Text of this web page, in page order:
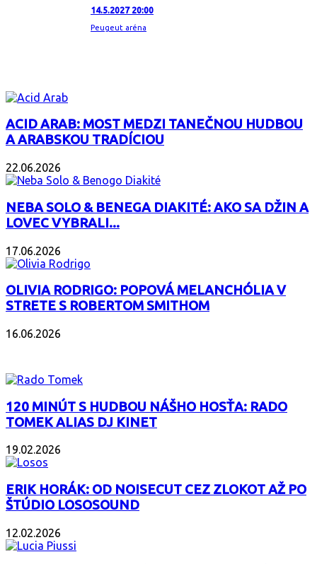
14.5.2027 20:00
Peugeut aréna
ACID ARAB: MOST MEDZI TANEČNOU HUDBOU
A ARABSKOU TRADÍCIOU
22.06.2026
NEBA SOLO & BENEGA DIAKITÉ: AKO SA DŽIN A
LOVEC VYBRALI...
17.06.2026
OLIVIA RODRIGO: POPOVÁ MELANCHÓLIA V
STRETE S ROBERTOM SMITHOM
16.06.2026
120 MINÚT S HUDBOU NÁŠHO HOSŤA: RADO
TOMEK ALIAS DJ KINET
19.02.2026
ERIK HORÁK: OD NOISECUT CEZ ZLOKOT AŽ PO
ŠTÚDIO LOSOSOUND
12.02.2026